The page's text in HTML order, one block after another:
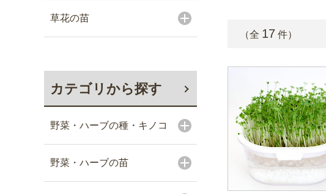
草花の苗
カテゴリから探す
野菜・ハーブの種・キノコ
野菜・ハーブの苗
（全 17 件）